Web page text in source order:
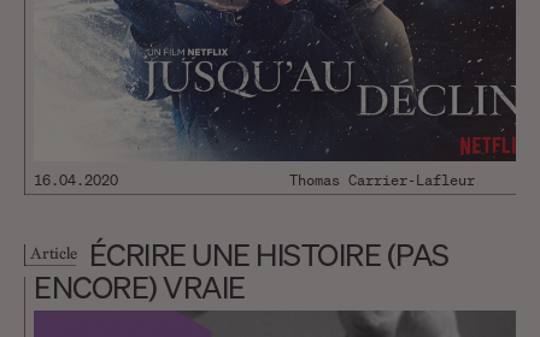
16.04.2020 Thomas Carrier-Lafleur
Article
ÉCRIRE UNE HISTOIRE (PAS
ENCORE) VRAIE